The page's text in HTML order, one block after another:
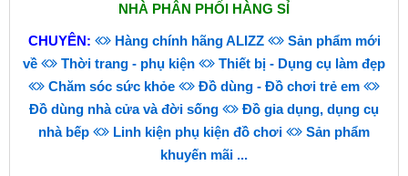
NHÀ PHÂN PHỐI HÀNG SỈ
CHUYÊN: Hàng chính hãng ALIZZ
Sản phẩm mới
về
Thời trang - phụ kiện
Thiết bị - Dụng cụ làm đẹp
Chăm sóc sức khỏe
Đồ dùng - Đồ chơi trẻ em
Đồ dùng nhà cửa và đời sống
Đồ gia dụng, dụng cụ
nhà bếp
Linh kiện phụ kiện đồ chơi
Sản phẩm
khuyến mãi ...